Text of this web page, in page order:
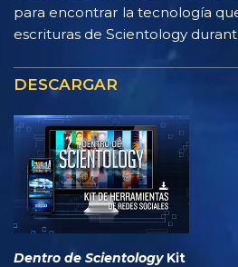
para encontrar la tecnología
escrituras de Scientology
DESCARGAR
Dentro de ScientologyKit